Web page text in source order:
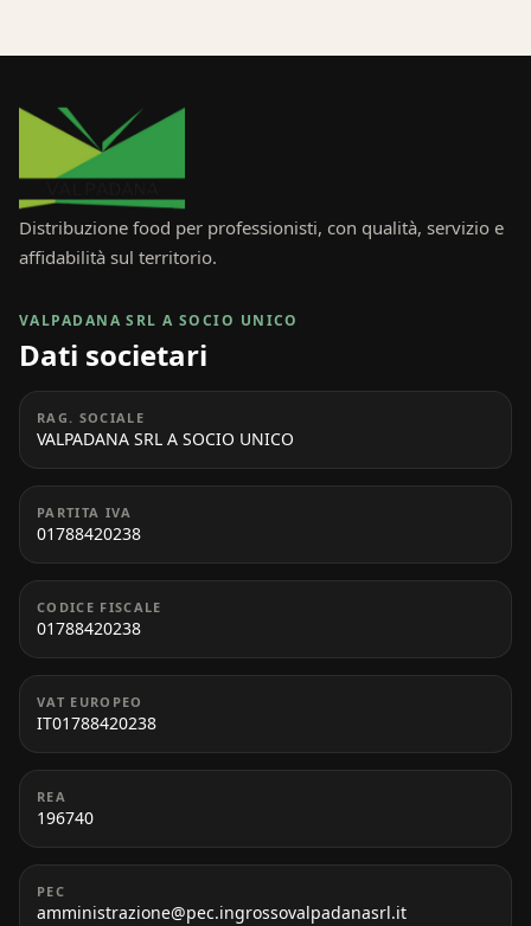
Distribuzione food per professionisti, con qualità, servizio e
affidabilità sul territorio.
VALPADANA SRL A SOCIO UNICO
Dati societari
RAG. SOCIALE
VALPADANA SRL A SOCIO UNICO
PARTITA IVA
01788420238
CODICE FISCALE
01788420238
VAT EUROPEO
IT01788420238
REA
196740
PEC
amministrazione@pec.ingrossovalpadanasrl.it